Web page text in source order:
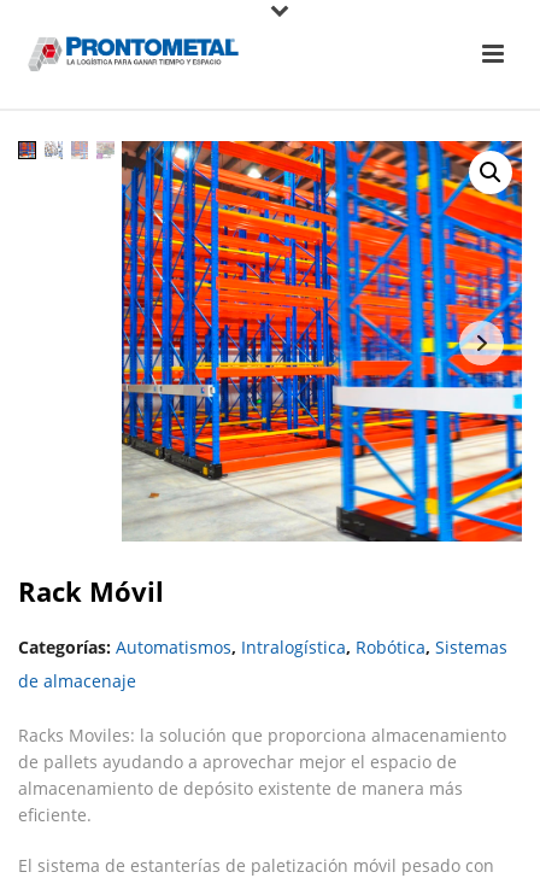
Rack Móvil
Categorías: Automatismos, Intralogística, Robótica, Sistemas
de almacenaje
Racks Moviles: la solución que proporciona almacenamiento
de pallets ayudando a aprovechar mejor el espacio de
almacenamiento de depósito existente de manera más
eficiente.
El sistema de estanterías de paletización móvil pesado con